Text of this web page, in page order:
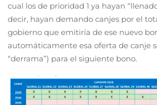
cual los de prioridad 1 ya hayan
decir, hayan demando canjes por el
gobierno que emitiría de ese nuevo
automáticamente esa oferta de canje
“derrama”) para el siguiente bono.